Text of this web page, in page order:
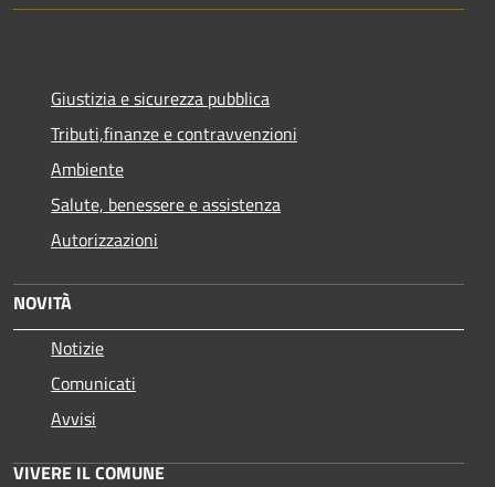
Giustizia e sicurezza pubblica
Tributi,finanze e contravvenzioni
Ambiente
Salute, benessere e assistenza
Autorizzazioni
NOVITÀ
Notizie
Comunicati
Avvisi
VIVERE IL COMUNE